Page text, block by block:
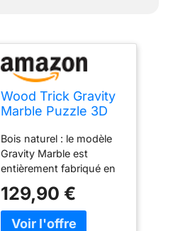
Prenant environ 9 à 10
heures à assembler, ce
kit d'ingénierie pour
adultes développe la
motricité fine Science
divertissante : la curiosité
constitue la base de nos
puzzles 3D pour adultes.
Êtes-vous enthousiasmé
par les jeux mécaniques
Wood Trick Gravity
Marble Puzzle 3D
Adultes à
Construire
Bois naturel : le modèle
Gravity Marble est
entièrement fabriqué en
de colle/cure-dents pour
être entièrement
assemblé. Assemblez
129,90 €